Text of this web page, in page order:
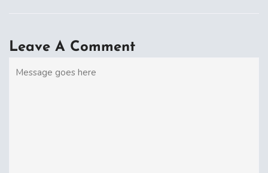
Leave A Comment